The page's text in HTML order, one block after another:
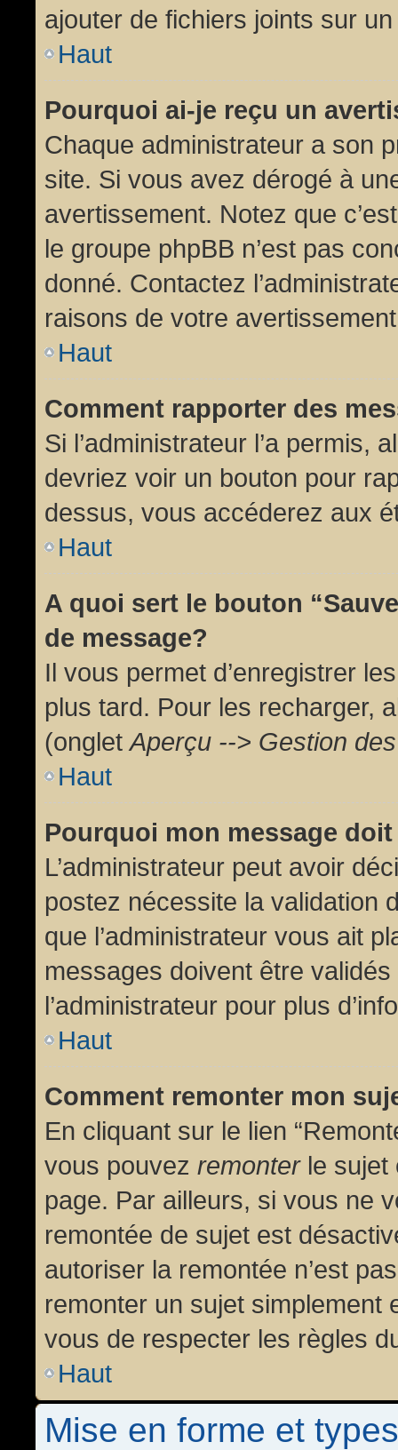
ajouter de fichiers joints sur
Haut
Pourquoi ai-je reçu un
Chaque administrateur a son
site. Si vous avez dérogé à
avertissement. Notez que
le groupe phpBB n’est pas
donné. Contactez
raisons de votre
Haut
Comment rapporter des
Si l’administrateur l’a permis,
devriez voir un bouton pour
dessus, vous accéderez aux
Haut
A quoi sert le bouton
de message?
Il vous permet d’enregistrer
plus tard. Pour les recharger,
(ongletAperçu --> Gestion
Haut
Pourquoi mon message
L’administrateur peut avoir
postez nécessite la validation
que l’administrateur vous ait
messages doivent être
l’administrateur pour plus
Haut
Comment remonter mon
En cliquant sur le lien
vous pouvez remonterle sujet
page. Par ailleurs, si vous ne
remontée de sujet est
autoriser la remontée n’est
remonter un sujet simplement
vous de respecter les règles
Haut
Mise en forme et